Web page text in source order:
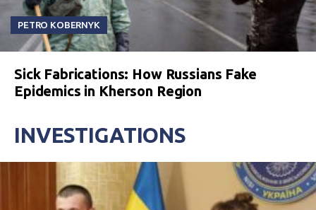
PETRO KOBERNYK
Sick Fabrications: How Russians Fake
Epidemics in Kherson Region
INVESTIGATIONS